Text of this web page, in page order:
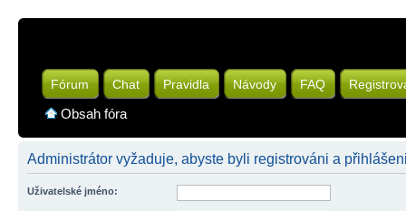
Fórum Chat Pravidla Návody FAQ
Obsah fóra
Administrátor vyžaduje, abyste byli registrováni a
Uživatelské jméno: